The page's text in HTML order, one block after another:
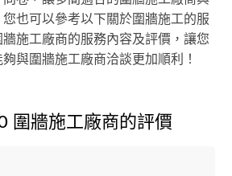
的可靠夥伴。
也可以參考以下關於圍牆施工的服
施工廠商的服務內容及評價，讓您
與圍牆施工廠商洽談更加順利！
圍牆施工廠商的評價